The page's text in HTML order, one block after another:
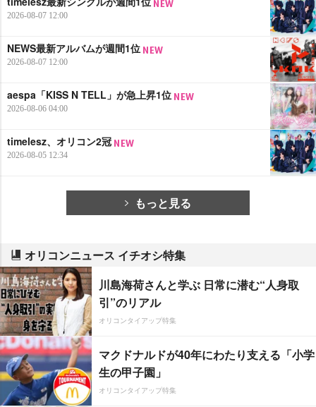
2026-08-07 12:00
NEWS最新アルバムが週間1位
2026-08-07 12:00
aespa「KISS N TELL」が急上昇1位
2026-08-06 04:00
timelesz、オリコン2冠
2026-08-05 12:34
もっと見る
オリコンニュース イチオシ特集
川島海荷さんと学ぶ 日常に潜む“人身取
引”のリアル
オリコンタイアップ特集
マクドナルドが40年にわたり支える「小学
生の甲子園」
オリコンタイアップ特集